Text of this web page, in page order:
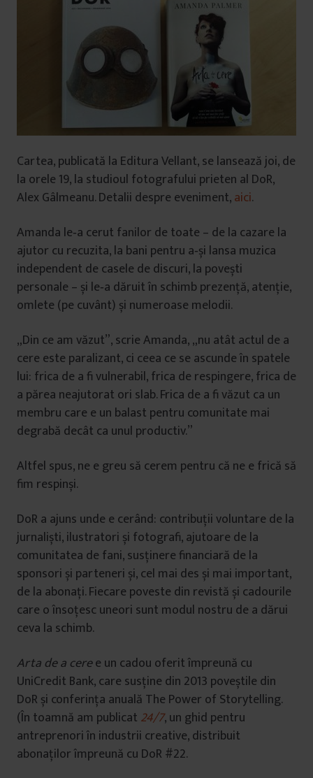
Cartea, publicată la Editura Vellant, se lansează joi, de
la orele 19, la studioul fotografului prieten al DoR,
Alex Gâlmeanu. Detalii despre eveniment,aici.
Amanda le‑a cerut fanilor de toate – de la cazare la
ajutor cu recuzita, la bani pentru a‑și lansa muzica
independent de casele de discuri, la povești
personale – și le‑a dăruit în schimb prezență, atenție,
omlete (pe cuvânt) și numeroase melodii.
„Din ce am văzut”, scrie Amanda, „nu atât actul de a
cere este paralizant, ci ceea ce se ascunde în spatele
lui: frica de a fi vulnerabil, frica de respingere, frica de
a părea neajutorat ori slab. Frica de a fi văzut ca un
membru care e un balast pentru comunitate mai
degrabă decât ca unul productiv.”
Altfel spus, ne e greu să cerem pentru că ne e frică să
fim respinși.
DoR a ajuns unde e cerând: contribuții voluntare de la
jurnaliști, ilustratori și fotografi, ajutoare de la
comunitatea de fani, susținere financiară de la
sponsori și parteneri și, cel mai des și mai important,
de la abonați. Fiecare poveste din revistă și cadourile
care o însoțesc uneori sunt modul nostru de a dărui
ceva la schimb.
Arta de a ceree un cadou oferit împreună cu
UniCredit Bank, care susține din 2013 poveștile din
DoR și conferința anuală The Power of Storytelling.
(În toamnă am publicat 24/7, un ghid pentru
antreprenori în industrii creative, distribuit
abonaților împreună cu DoR #22.